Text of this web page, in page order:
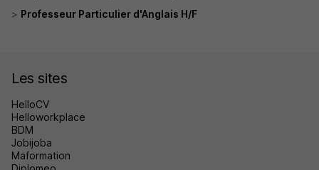
Professeur Particulier d'Anglais H/F
Les sites
HelloCV
Helloworkplace
BDM
Jobijoba
Maformation